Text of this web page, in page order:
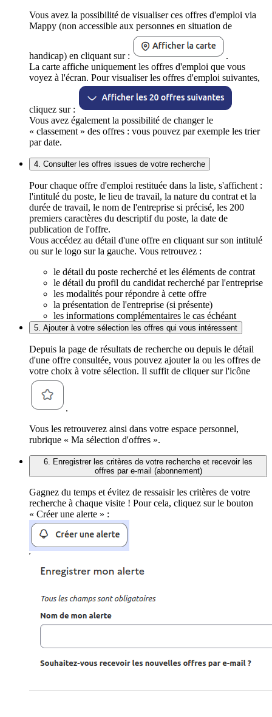
Vous avez la possibilité de visualiser ces offres d'emploi via
Mappy (non accessible aux personnes en situation de
handicap) en cliquant sur :
.
La carte affiche uniquement les offres d'emploi que vous
voyez à l'écran. Pour visualiser les offres d'emploi suivantes,
cliquez sur :
Vous avez également la possibilité de changer le
« classement » des offres : vous pouvez par exemple les trier
par date.
4. Consulter les offres issues de votre recherche
Pour chaque offre d'emploi restituée dans la liste, s'affichent :
l'intitulé du poste, le lieu de travail, la nature du contrat et la
durée de travail, le nom de l'entreprise si précisé, les 200
premiers caractères du descriptif du poste, la date de
publication de l'offre.
Vous accédez au détail d'une offre en cliquant sur son intitulé
ou sur le logo sur la gauche. Vous retrouvez :
le détail du poste recherché et les éléments de contrat
le détail du profil du candidat recherché par l'entreprise
les modalités pour répondre à cette offre
la présentation de l'entreprise (si présente)
les informations complémentaires le cas échéant
5. Ajouter à votre sélection les offres qui vous intéressent
Depuis la page de résultats de recherche ou depuis le détail
d'une offre consultée, vous pouvez ajouter la ou les offres de
votre choix à votre sélection. Il suffit de cliquer sur l'icône
.
Vous les retrouverez ainsi dans votre espace personnel,
rubrique « Ma sélection d'offres ».
6. Enregistrer les critères de votre recherche et recevoir les
offres par e-mail (abonnement)
Gagnez du temps et évitez de ressaisir les critères de votre
recherche à chaque visite ! Pour cela, cliquez sur le bouton
« Créer une alerte » :